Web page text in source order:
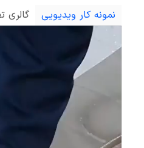
نمونه کار ویدیویی گالری